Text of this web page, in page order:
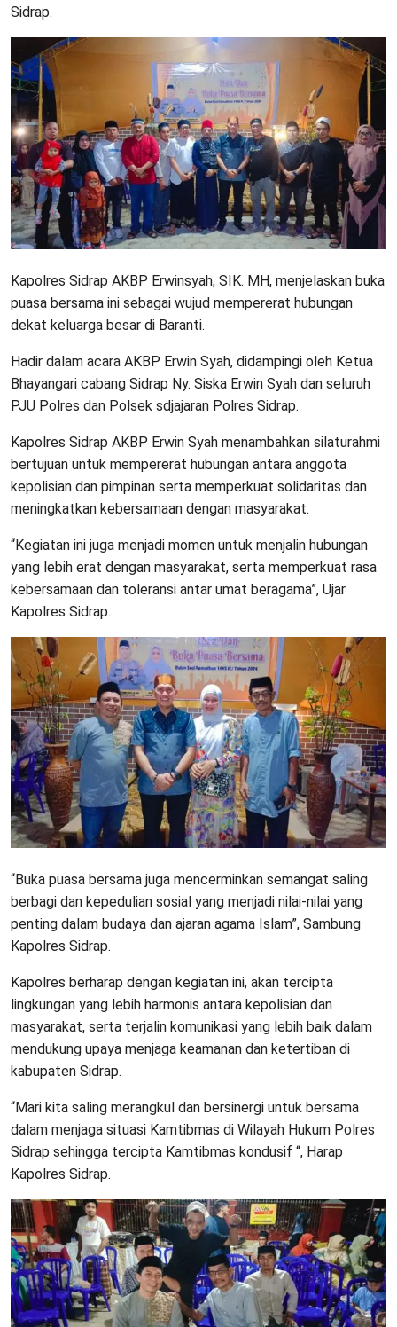
Sidrap.
Kapolres Sidrap AKBP Erwinsyah, SIK. MH, menjelaskan buka
puasa bersama ini sebagai wujud mempererat hubungan
dekat keluarga besar di Baranti.
Hadir dalam acara AKBP Erwin Syah, didampingi oleh Ketua
Bhayangari cabang Sidrap Ny. Siska Erwin Syah dan seluruh
PJU Polres dan Polsek sdjajaran Polres Sidrap.
Kapolres Sidrap AKBP Erwin Syah menambahkan silaturahmi
bertujuan untuk mempererat hubungan antara anggota
kepolisian dan pimpinan serta memperkuat solidaritas dan
meningkatkan kebersamaan dengan masyarakat.
“Kegiatan ini juga menjadi momen untuk menjalin hubungan
yang lebih erat dengan masyarakat, serta memperkuat rasa
kebersamaan dan toleransi antar umat beragama”, Ujar
Kapolres Sidrap.
“Buka puasa bersama juga mencerminkan semangat saling
berbagi dan kepedulian sosial yang menjadi nilai-nilai yang
penting dalam budaya dan ajaran agama Islam”, Sambung
Kapolres Sidrap.
Kapolres berharap dengan kegiatan ini, akan tercipta
lingkungan yang lebih harmonis antara kepolisian dan
masyarakat, serta terjalin komunikasi yang lebih baik dalam
mendukung upaya menjaga keamanan dan ketertiban di
kabupaten Sidrap.
“Mari kita saling merangkul dan bersinergi untuk bersama
dalam menjaga situasi Kamtibmas di Wilayah Hukum Polres
Sidrap sehingga tercipta Kamtibmas kondusif “, Harap
Kapolres Sidrap.